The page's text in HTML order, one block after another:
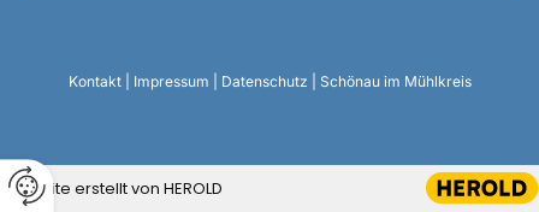
Kontakt| Impressum Datenschutz Schönau im Mühlkreis
Website erstellt von HEROLD